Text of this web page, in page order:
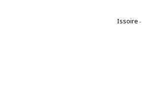
Issoire -